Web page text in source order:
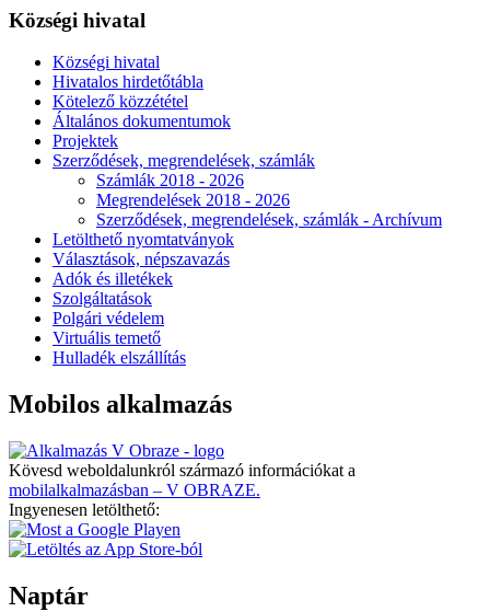
Községi hivatal
Községi hivatal
Hivatalos hirdetőtábla
Kötelező közzététel
Általános dokumentumok
Projektek
Szerződések, megrendelések, számlák
Számlák 2018 - 2026
Megrendelések 2018 - 2026
Szerződések, megrendelések, számlák - Archívum
Letölthető nyomtatványok
Választások, népszavazás
Adók és illetékek
Szolgáltatások
Polgári védelem
Virtuális temető
Hulladék elszállítás
Mobilos alkalmazás
Kövesd weboldalunkról származó információkat a
mobilalkalmazásban – V OBRAZE.
Ingyenesen letölthető:
Naptár